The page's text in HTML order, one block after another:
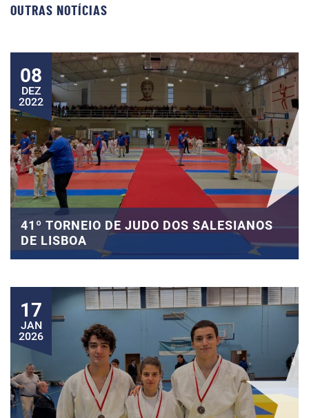
OUTRAS NOTÍCIAS
08
DEZ
2022
41º TORNEIO DE JUDO DOS SALESIANOS
DE LISBOA
17
JAN
2026